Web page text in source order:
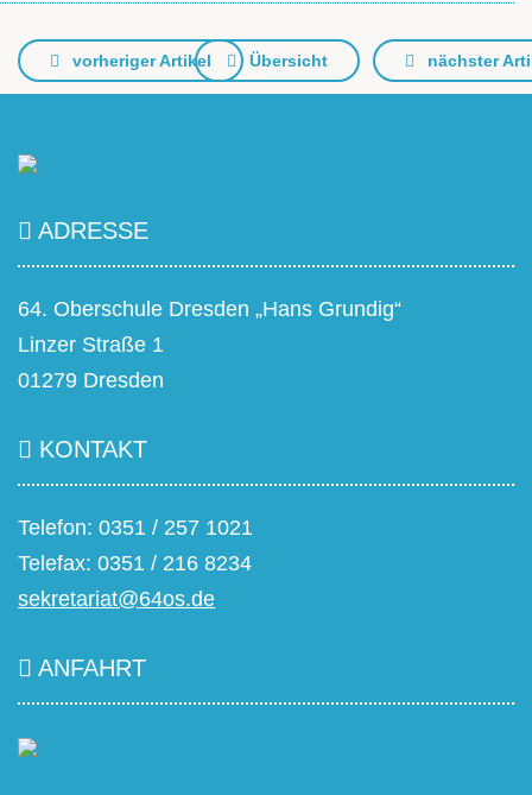
vorheriger Artikel Übersicht nächster
ADRESSE
64. Oberschule Dresden „Hans Grundig“
Linzer Straße 1
01279 Dresden
KONTAKT
Telefon: 0351 / 257 1021
Telefax: 0351 / 216 8234
sekretariat@64os.de
ANFAHRT